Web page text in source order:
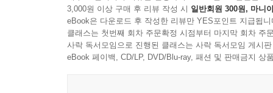
3,000원 이상 구매 후 리뷰 작성 시 일반회원 300원, 마니
eBook은 다운로드 후 작성한 리뷰만 YES포인트 지급됩니
클래스는 첫번째 회차 주문확정 시점부터 마지막 회차 주
사락 독서모임으로 진행된 클래스는 사락 독서모임 게시
eBook 페이백, CD/LP, DVD/Blu-ray, 패션 및 판매금지 상